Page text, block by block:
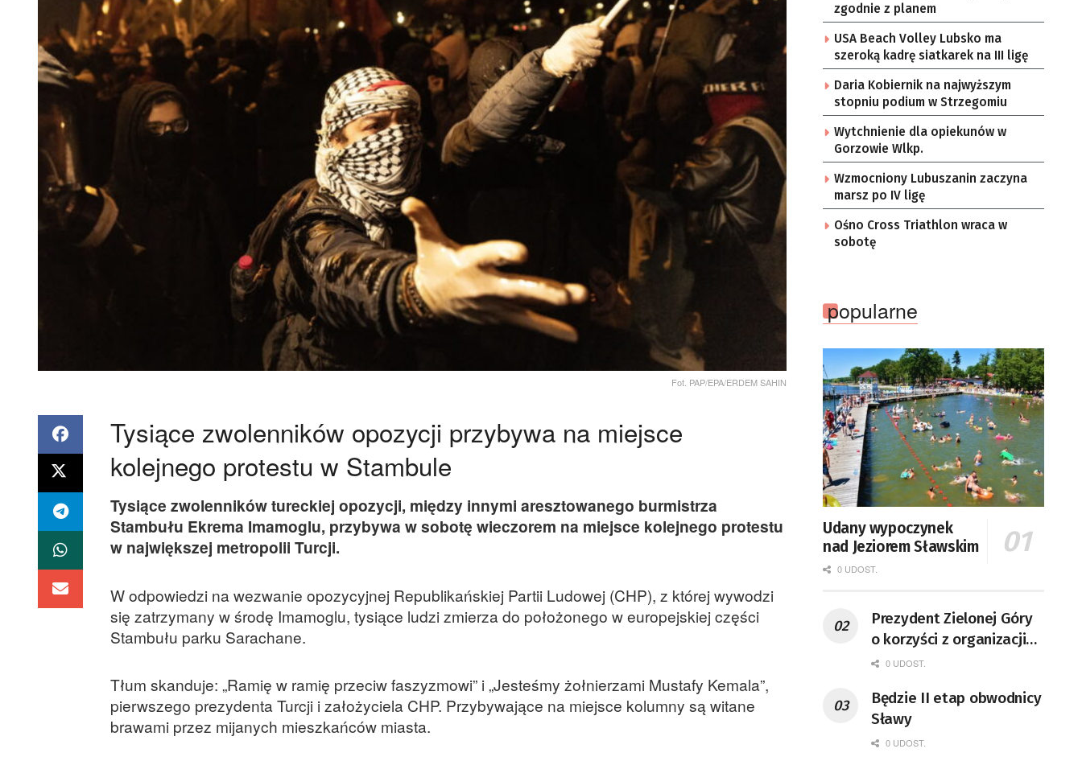
Fot. PAP/EPA/ERDEM SAHIN
Tysiące zwolenników opozycji przybywa na miejsce
kolejnego protestu w Stambule
Tysiące zwolenników tureckiej opozycji, między innymi aresztowanego burmistrza
Stambułu Ekrema Imamoglu, przybywa w sobotę wieczorem na miejsce kolejnego protestu
w największej metropolii Turcji.
W odpowiedzi na wezwanie opozycyjnej Republikańskiej Partii Ludowej (CHP), z której wywodzi
się zatrzymany w środę Imamoglu, tysiące ludzi zmierza do położonego w europejskiej części
Stambułu parku Sarachane.
Tłum skanduje: „Ramię w ramię przeciw faszyzmowi” i „Jesteśmy żołnierzami Mustafy Kemala”,
pierwszego prezydenta Turcji i założyciela CHP. Przybywające na miejsce kolumny są witane
brawami przez mijanych mieszkańców miasta.
zgodnie z planem
USA Beach Volley Lubsko ma
szeroką kadrę siatkarek na III ligę
Daria Kobiernik na najwyższym
stopniu podium w Strzegomiu
Wytchnienie dla opiekunów w
Gorzowie Wlkp.
Wzmocniony Lubuszanin zaczyna
marsz po IV ligę
Ośno Cross Triathlon wraca w
sobotę
popularne
Udany wypoczynek
nad Jeziorem Sławskim
0 UDOST.
Prezydent Zielonej Góry
o korzyści z organizacji
mety Tour de Pologne
0 UDOST.
Będzie II etap obwodnicy
Sławy
0 UDOST.